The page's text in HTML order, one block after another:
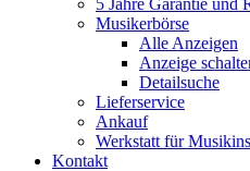
5 Jahre Garantie und
Musikerbörse
Alle Anzeigen
Anzeige
Detailsuche
Lieferservice
Ankauf
Werkstatt für
Kontakt